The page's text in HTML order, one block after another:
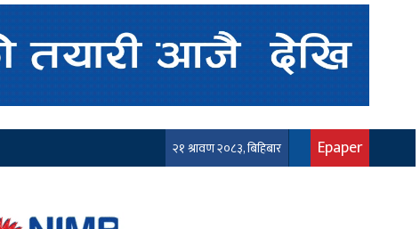
२१ श्रावण २०८३, बिहिबार Epaper